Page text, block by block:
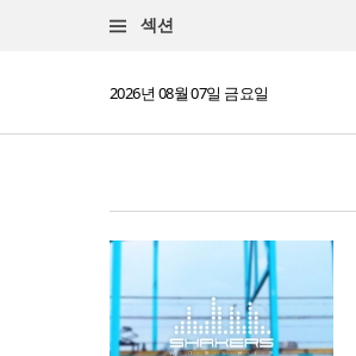
섹션
2026년 08월 07일 금요일